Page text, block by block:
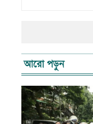
আরো পড়ুন